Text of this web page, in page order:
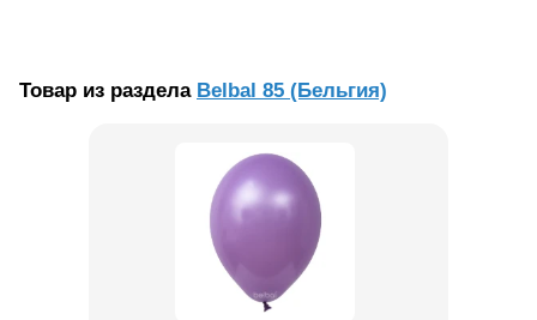
Товар из раздела Belbal 85 (Бельгия)